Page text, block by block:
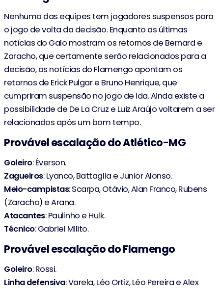
Nenhuma das equipes tem jogadores suspensos para
o jogo de volta da decisão. Enquanto as últimas
notícias do Galo mostram os retornos de Bernard e
Zaracho, que certamente serão relacionados para a
decisão, as notícias do Flamengo apontam os
retornos de Erick Pulgar e Bruno Henrique, que
cumpriram suspensão no jogo de ida. Ainda existe a
possibilidade de De La Cruz e Luiz Araújo voltarem a ser
relacionados após um bom tempo.
Provável escalação do Atlético-MG
Goleiro: Éverson.
Zagueiros: Lyanco, Battaglia e Junior Alonso.
Meio-campistas: Scarpa, Otávio, Alan Franco, Rubens
(Zaracho) e Arana.
Atacantes: Paulinho e Hulk.
Técnico: Gabriel Milito.
Provável escalação do Flamengo
Goleiro: Rossi.
Linhadefensiva: Varela, Léo Ortiz, Léo Pereira e Alex